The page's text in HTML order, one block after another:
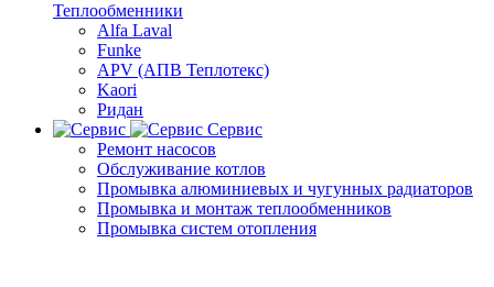
Теплообменники
Alfa Laval
Funke
APV (АПВ Теплотекс)
Kaori
Ридан
Сервис
Ремонт насосов
Обслуживание котлов
Промывка алюминиевых и чугунных радиаторов
Промывка и монтаж теплообменников
Промывка систем отопления